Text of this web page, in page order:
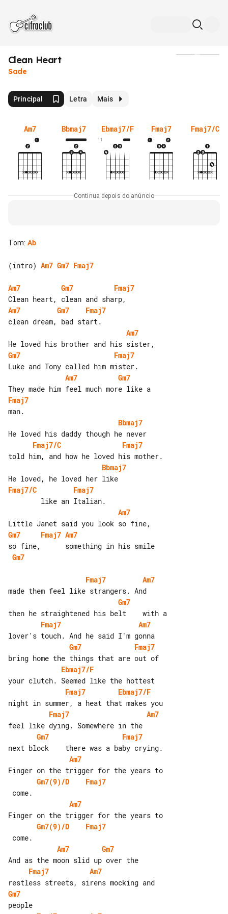
Clean Heart
Sade
Principal Letra Mais
Am7 Bbmaj7 Ebmaj7/F
11
Fmaj7 Fmaj7/C
Continua depois do anúncio
Tom: Ab
(intro) Am7 Gm7 Fmaj7
Am7 Gm7
Fmaj7
Am7
Gm7
Fmaj7
Am7
Gm7
Fmaj7
Am7
Gm7
Fmaj7
Bbmaj7
Fmaj7/C
Fmaj7
Bbmaj7
Fmaj7/C
Fmaj7
Am7
Gm7
Fmaj7 Am7
Gm7
Fmaj7
Am7
Gm7
Fmaj7
Am7
Gm7
Fmaj7
Ebmaj7/F
Fmaj7
Ebmaj7/F
Fmaj7
Am7
Gm7
Fmaj7
Am7
Gm7(9)/D
Fmaj7
Am7
Gm7(9)/D
Fmaj7
Am7
Gm7
Fmaj7
Am7
Gm7